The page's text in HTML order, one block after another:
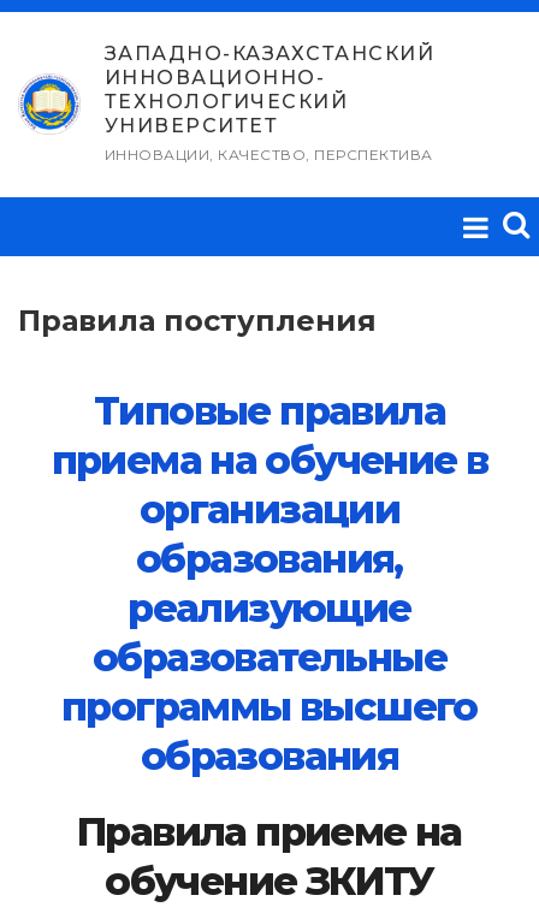
Перейти
содержимому
ЗАПАДНО-КАЗАХСТАНСКИЙ
ИННОВАЦИОННО-
ТЕХНОЛОГИЧЕСКИЙ
УНИВЕРСИТЕТ
ИННОВАЦИИ, КАЧЕСТВО, ПЕРСПЕКТИВА
Правила поступления
Типовые правила
приема на обучение в
организации
образования,
реализующие
образовательные
программы высшего
образования
Правила приеме на
обучение ЗКИТУ